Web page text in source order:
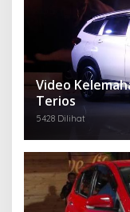
Video
Terios
5428 Dilihat